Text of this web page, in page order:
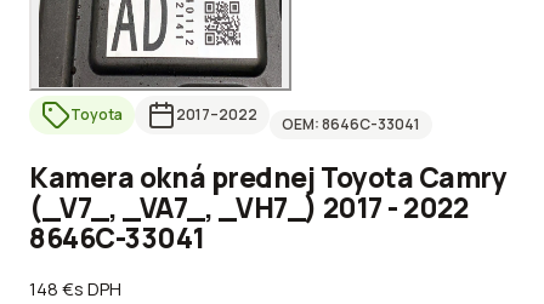
Toyota 2017–2022 OEM:8646C-33041
Kamera okná prednej Toyota Camry
(_V7_, _VA7_, _VH7_) 2017 - 2022
8646C-33041
148 €s DPH